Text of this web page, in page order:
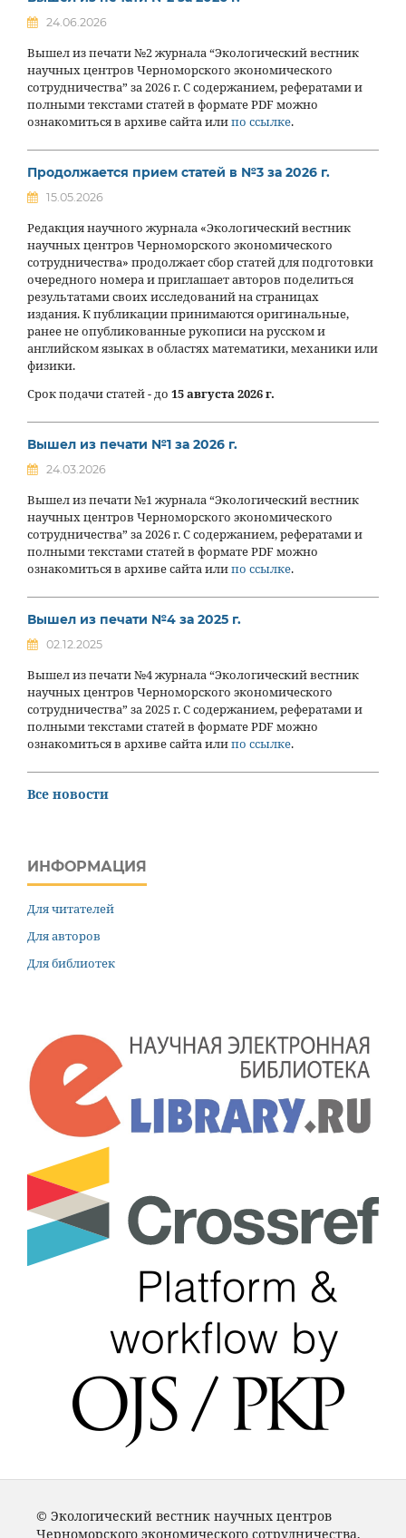
24.06.2026
Вышел из печати №2 журнала “Экологический вестник
научных центров Черноморского экономического
сотрудничества” за 2026 г. С содержанием, рефератами и
полными текстами статей в формате PDF можно
ознакомиться в архиве сайта илипо ссылке.
Продолжается прием статей в №3 за 2026 г.
15.05.2026
Редакция научного журнала «Экологический вестник
научных центров Черноморского экономического
сотрудничества» продолжает сбор статей для подготовки
очередного номера и приглашает авторов поделиться
результатами своих исследований на страницах
издания. К публикации принимаются оригинальные,
ранее не опубликованные рукописи на русском и
английском языках в областях математики, механики или
физики.
Срок подачи статей - до 15 августа 2026 г.
Вышел из печати №1 за 2026 г.
24.03.2026
Вышел из печати №1 журнала “Экологический вестник
научных центров Черноморского экономического
сотрудничества” за 2026 г. С содержанием, рефератами и
полными текстами статей в формате PDF можно
ознакомиться в архиве сайта илипо ссылке.
Вышел из печати №4 за 2025 г.
02.12.2025
Вышел из печати №4 журнала “Экологический вестник
научных центров Черноморского экономического
сотрудничества” за 2025 г. С содержанием, рефератами и
полными текстами статей в формате PDF можно
ознакомиться в архиве сайта илипо ссылке.
Все новости
ИНФОРМАЦИЯ
Для читателей
Для авторов
Для библиотек
© Экологический вестник научных центров
Черноморского экономического сотрудничества,